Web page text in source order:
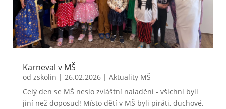
Karneval v MŠ
od zskolin | 26.02.2026| Aktuality MŠ
Celý den se MŠ neslo zvláštní naladění - všichni byli
jiní než doposud! Místo dětí v MŠ byli piráti, duchové,